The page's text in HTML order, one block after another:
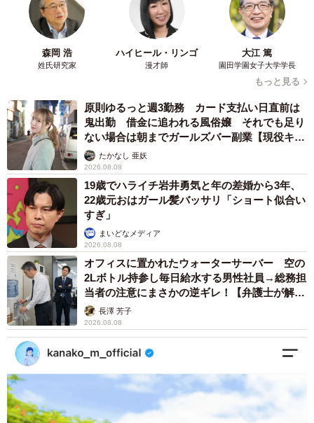
森岡 浩
姓氏研究家
ハイヒール・リンゴ
漫才師
大江 篤
園田学園女子大学学長
もっと見る
原則ゆるっと週3勤務 カード支払い日直前は
鬼出勤 借金に追われる風俗嬢 それでも足り
ない場合は朝までガールズバー副業【現役キャ
ストに取材】
たかなし 亜妖
2026.08.08
19歳でハライチ岩井勇気と年の差婚から3年、
22歳元おはガール髪バッサリ「ショート似合い
すぎ」
まいどなメディア
2026.08.08
オフィスに置かれたウォーターサーバー 空の
2Lボトル持参し毎日給水する男性社員→総務担
当者の注意にまさかの逆ギレ！【弁護士が解
説】長澤 芳子
2026.08.08